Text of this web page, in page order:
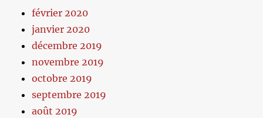
février 2020
janvier 2020
décembre 2019
novembre 2019
octobre 2019
septembre 2019
août 2019